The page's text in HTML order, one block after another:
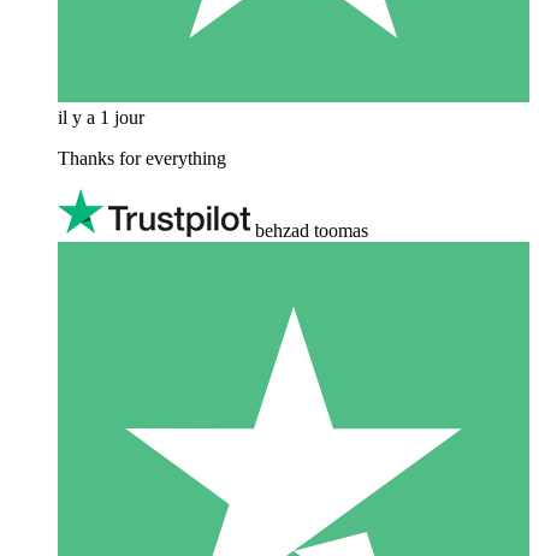
il y a 1 jour
Thanks for everything
behzad toomas